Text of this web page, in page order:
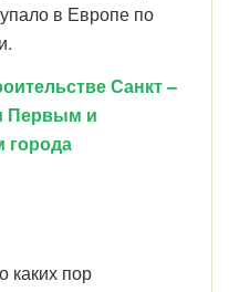
в Европе по
Санкт –
Первым и
города
каких пор